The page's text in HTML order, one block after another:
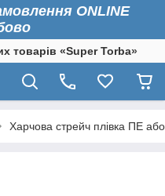
ONLINE
товарів «Super Torba»
Харчова стрейч плівка ПЕ